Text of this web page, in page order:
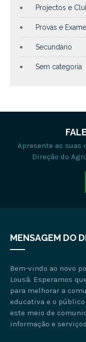
Projectos e
Provas e
Secundário
Sem categoria
Apresente as
Direção do
MENSAGEM DO
Bem-vindo ao novo
Lousã. Esperamos
para melhorar a
educativa e o
este meio de
informação e